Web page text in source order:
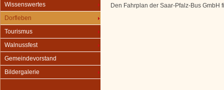
Wissenswertes
Dorfleben
Tourismus
Walnussfest
Gemeindevorstand
Bildergalerie
Den Fahrplan der Saar-Pfalz-Bus GmbH